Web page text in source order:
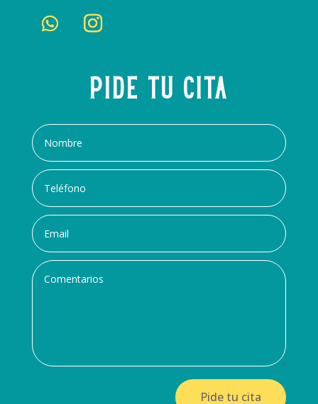
Pide tu cita
Pide tu cita